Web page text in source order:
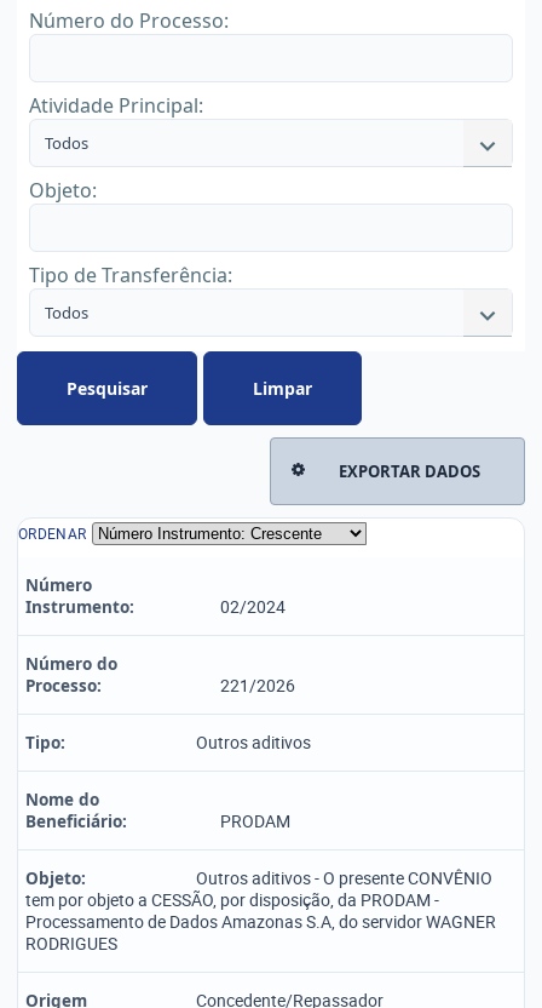
Número do Processo:
Atividade Principal:
Todos
Objeto:
Tipo de Transferência:
Todos
Pesquisar Limpar
EXPORTAR DADOS
ORDENAR
Número
Instrumento:
02/2024
Número do
Processo:
221/2026
Tipo: Outros aditivos
Nome do
Beneficiário:
PRODAM
Objeto:
Outros aditivos - O presente CONVÊNIO
tem por objeto a CESSÃO, por disposição, da PRODAM -
Processamento de Dados Amazonas S.A, do servidor WAGNER
RODRIGUES
Origem Concedente/Repassador